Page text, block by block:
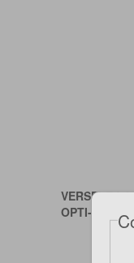
VERSELE
OPTI-VIT